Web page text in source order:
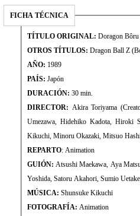
FICHA TÉCNICA
TÍTULO ORIGINAL: Doragon
OTROS TÍTULOS: Dragon Ball Z
AÑO: 1989
PAÍS: Japón
DURACIÓN: 30 min.
DIRECTOR: Akira Toriyama
Umezawa, Hidehiko Kadota, Hiroki
Kikuchi, Minoru Okazaki, Mitsuo
REPARTO: Animation
GUIÓN: Atsushi Maekawa, Aya
Yoshida, Satoru Akahori, Sumio
MÚSICA: Shunsuke Kikuchi
FOTOGRAFÍA: Animation